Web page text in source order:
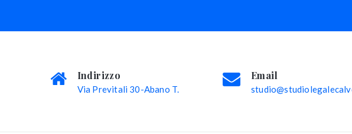
Indirizzo
Via Previtali 30-Abano T.
Email